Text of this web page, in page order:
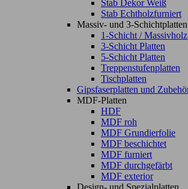
Stab Dekor Weiß
Stab Echtholzfurniert
Massiv- und 3-Schichtplatten
1-Schicht /
3-Schicht Platten
5-Schicht Platten
Treppenstufenplatten
Tischplatten
Gipsfaserplatten und
MDF-Platten
HDF
MDF roh
MDF Grundierfolie
MDF beschichtet
MDF furniert
MDF durchgefärbt
MDF exterior